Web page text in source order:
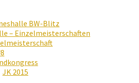
BW-Blitz
– Einzelmeisterschaften
JK 2015